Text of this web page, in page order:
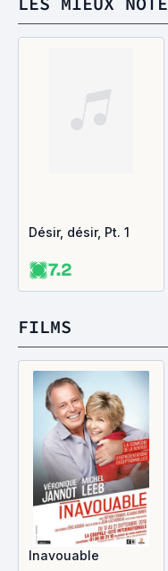
Désir, désir, Pt. 1
7.2
FILMS
Inavouable